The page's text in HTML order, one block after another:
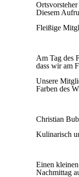
Diesem
Fleißige
Am Tag des
dass wir am
Unsere
Farben des
Christian
Kulinarisch
Einen
Nachmittag